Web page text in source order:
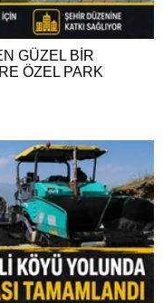
GÜZEL BİR
ÖZEL PARK